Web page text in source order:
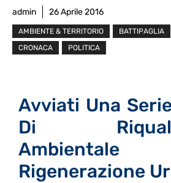
admin 26 Aprile 2016
AMBIENTE & TERRITORIO BATTIPAGLIA
CRONACA
POLITICA
Avviati Una
Di
Rigenerazione